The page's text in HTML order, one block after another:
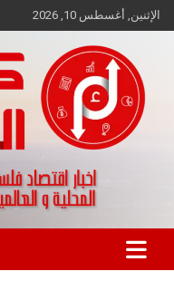
Skip
to
الإثنين, أغسطس 10, 2026
كواليس المال
اخبار اقتصاد فلسطين و